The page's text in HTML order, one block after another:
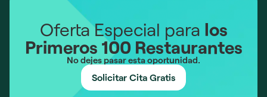
Oferta Especial para los
Primeros 100 Restaurantes
No dejes pasar esta oportunidad.
Solicitar Cita Gratis